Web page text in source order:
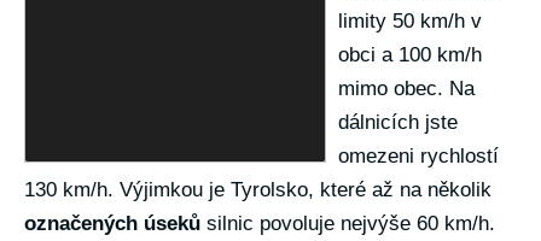
limity 50 km/h v
obci a 100 km/h
mimo obec. Na
dálnicích jste
omezeni rychlostí
130 km/h. Výjimkou je Tyrolsko, které až na několik
označených úseků silnic povoluje nejvýše 60 km/h.